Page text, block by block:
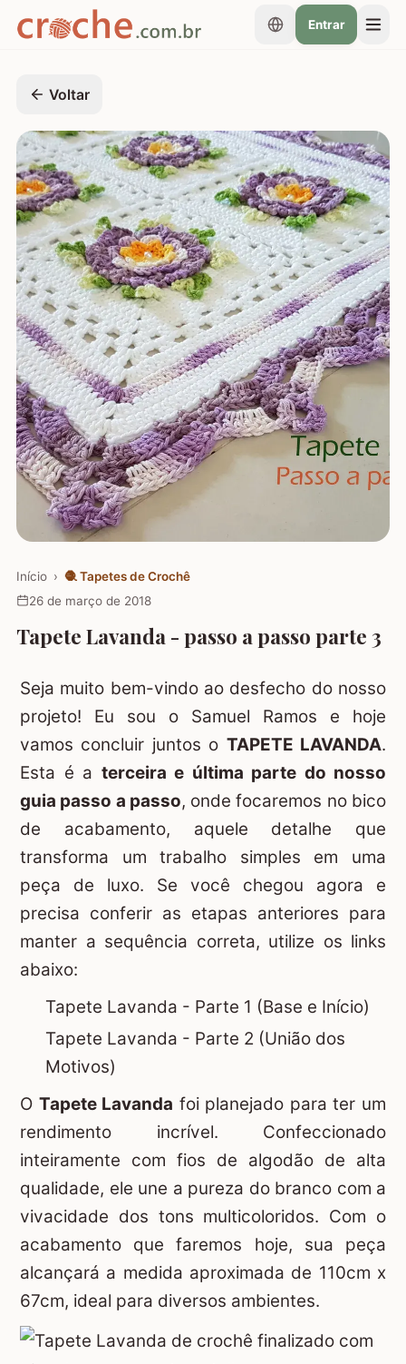
Entrar
Voltar
Início › 🧶 Tapetes de Crochê
26 de março de 2018
Tapete Lavanda - passo a passo parte 3
Seja muito bem-vindo ao desfecho do nosso
projeto! Eu sou o Samuel Ramos e hoje
vamos concluir juntos o TAPETE LAVANDA.
Esta é a terceira e última parte do nosso
guia passo a passo, onde focaremos no bico
de acabamento, aquele detalhe que
transforma um trabalho simples em uma
peça de luxo. Se você chegou agora e
precisa conferir as etapas anteriores para
manter a sequência correta, utilize os links
abaixo:
Tapete Lavanda - Parte 1 (Base e Início)
Tapete Lavanda - Parte 2 (União dos
Motivos)
O Tapete Lavanda foi planejado para ter um
rendimento incrível. Confeccionado
inteiramente com fios de algodão de alta
qualidade, ele une a pureza do branco com a
vivacidade dos tons multicoloridos. Com o
acabamento que faremos hoje, sua peça
alcançará a medida aproximada de 110cm x
67cm, ideal para diversos ambientes.